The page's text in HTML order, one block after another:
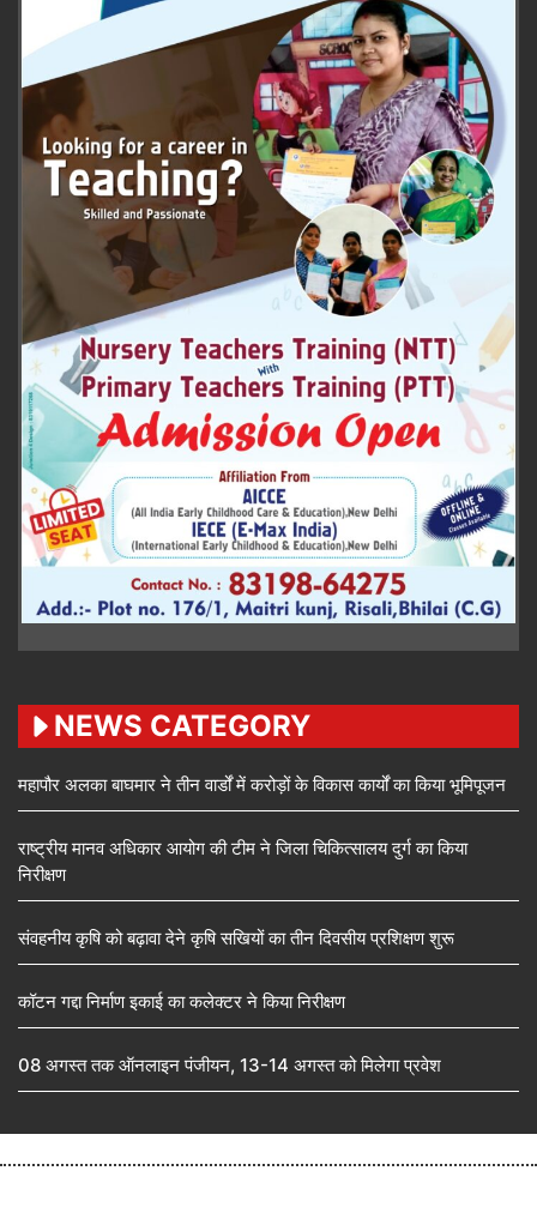
NEWS CATEGORY
महापौर अलका बाघमार ने तीन वार्डों में करोड़ों के विकास कार्यों का किया भूमिपूजन
राष्ट्रीय मानव अधिकार आयोग की टीम ने जिला चिकित्सालय दुर्ग का किया
निरीक्षण
संवहनीय कृषि को बढ़ावा देने कृषि सखियों का तीन दिवसीय प्रशिक्षण शुरू
कॉटन गद्दा निर्माण इकाई का कलेक्टर ने किया निरीक्षण
08 अगस्त तक ऑनलाइन पंजीयन, 13-14 अगस्त को मिलेगा प्रवेश